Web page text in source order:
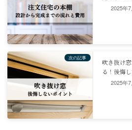
二世帯住宅は、経済的なメリットや
いった多くの利点があります。
しかし、プライバシーの問題、建築費
摩擦など、デメリットも存在します。
二世帯住宅を建てる際には、これらの
し、家族間でじっくり話し合い、そ
ら、最適なプランを検討することが重
後悔のない家づくりに向けて、慎重な
そして、理想の二世帯住宅で、幸せな
2025年
2025年